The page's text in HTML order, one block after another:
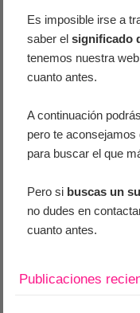
Es imposible irse a
saber elsignificado
tenemos nuestra
cuanto antes.
A continuación
pero te
para buscar el que
Pero si buscas un
no dudes en
cuanto antes.
Publicaciones